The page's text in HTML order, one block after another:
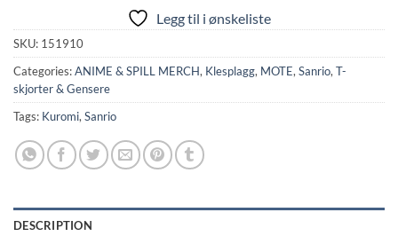
Legg til i ønskeliste
SKU: 151910
Categories:ANIME & SPILL MERCH, Klesplagg, MOTE, Sanrio, T-
skjorter & Gensere
Tags: Kuromi, Sanrio
DESCRIPTION